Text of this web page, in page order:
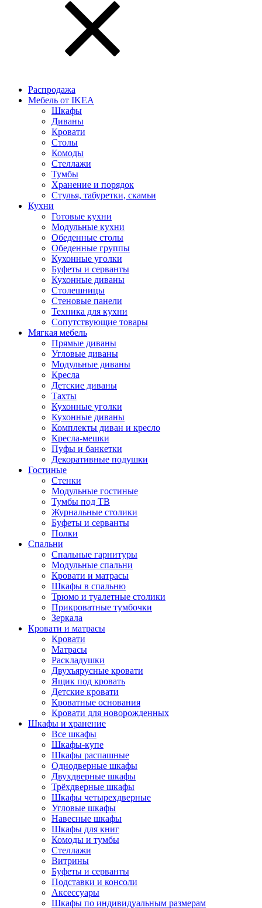
Распродажа
Мебель от IKEA
Шкафы
Диваны
Кровати
Столы
Комоды
Стеллажи
Тумбы
Хранение и порядок
Стулья, табуретки, скамьи
Кухни
Готовые кухни
Модульные кухни
Обеденные столы
Обеденные группы
Кухонные уголки
Буфеты и серванты
Кухонные диваны
Столешницы
Стеновые панели
Техника для кухни
Сопутствующие товары
Мягкая мебель
Прямые диваны
Угловые диваны
Модульные диваны
Кресла
Детские диваны
Тахты
Кухонные уголки
Кухонные диваны
Комплекты диван и кресло
Кресла-мешки
Пуфы и банкетки
Декоративные подушки
Гостиные
Стенки
Модульные гостиные
Тумбы под ТВ
Журнальные столики
Буфеты и серванты
Полки
Спальни
Спальные гарнитуры
Модульные спальни
Кровати и матрасы
Шкафы в спальню
Трюмо и туалетные столики
Прикроватные тумбочки
Зеркала
Кровати и матрасы
Кровати
Матрасы
Раскладушки
Двухъярусные кровати
Ящик под кровать
Детские кровати
Кроватные основания
Кровати для новорожденных
Шкафы и хранение
Все шкафы
Шкафы-купе
Шкафы распашные
Однодверные шкафы
Двухдверные шкафы
Трёхдверные шкафы
Шкафы четырехдверные
Угловые шкафы
Навесные шкафы
Шкафы для книг
Комоды и тумбы
Стеллажи
Витрины
Буфеты и серванты
Подставки и консоли
Аксессуары
Шкафы по индивидуальным размерам